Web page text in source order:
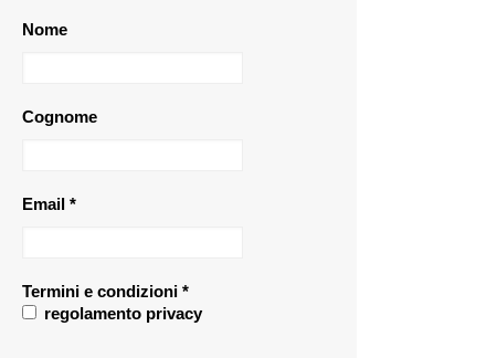
Nome
Cognome
Email *
Termini e condizioni *
regolamento privacy